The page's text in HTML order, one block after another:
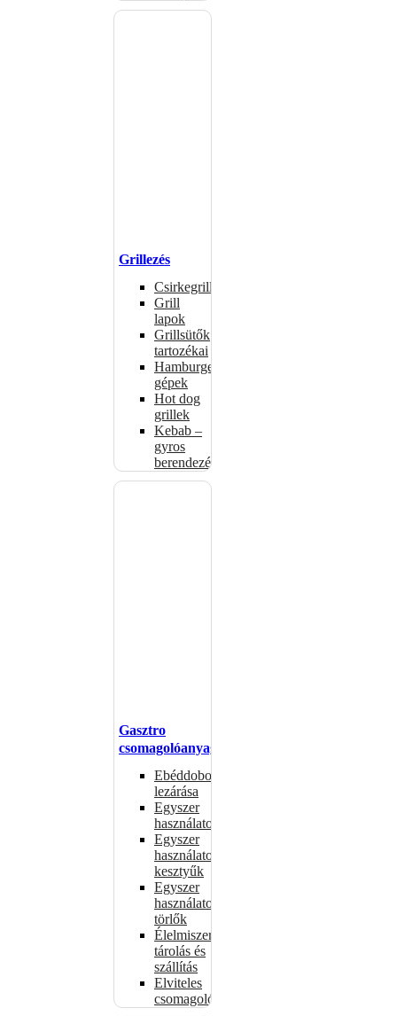
Grillezés
Csirkegrillek
Grill
lapok
Grillsütők
tartozékai
Hamburgerformázó
gépek
Hot dog
grillek
Kebab –
gyros
berendezés
Gasztro
csomagolóanyagok
Ebéddobozok
lezárása
Egyszer
használatos
Egyszer
használatos
kesztyűk
Egyszer
használatos
törlők
Élelmiszer-
tárolás és
szállítás
Elviteles
csomagolóanyagok